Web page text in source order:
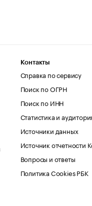
Контакты
Справка по сервису
Поиск по ОГРН
Поиск по ИНН
Статистика и
Источники данных
Источник отчетности
Вопросы и ответы
Политика Cookies РБК